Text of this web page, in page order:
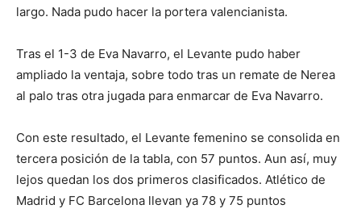
largo. Nada pudo hacer la portera valencianista.
Tras el 1-3 de Eva Navarro, el Levante pudo haber
ampliado la ventaja, sobre todo tras un remate de Nerea
al palo tras otra jugada para enmarcar de Eva Navarro.
Con este resultado, el Levante femenino se consolida en
tercera posición de la tabla, con 57 puntos. Aun así, muy
lejos quedan los dos primeros clasificados. Atlético de
Madrid y FC Barcelona llevan ya 78 y 75 puntos